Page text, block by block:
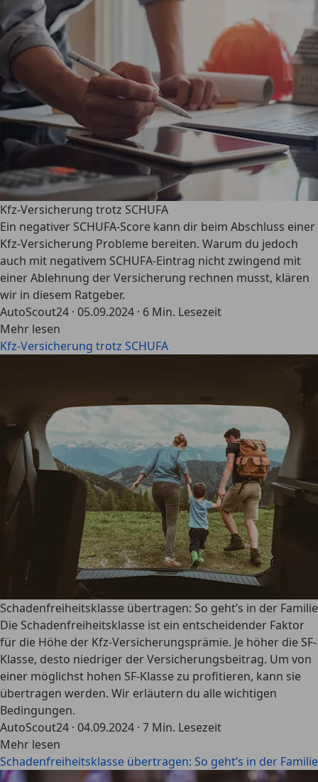
Kfz-Versicherung trotz SCHUFA
Ein negativer SCHUFA-Score kann dir beim Abschluss einer
Kfz-Versicherung Probleme bereiten. Warum du jedoch
auch mit negativem SCHUFA-Eintrag nicht zwingend mit
einer Ablehnung der Versicherung rechnen musst, klären
wir in diesem Ratgeber.
AutoScout24 · 05.09.2024 · 6 Min. Lesezeit
Mehr lesen
Kfz-Versicherung trotz SCHUFA
Schadenfreiheitsklasse übertragen: So geht’s in der Familie
Die Schadenfreiheitsklasse ist ein entscheidender Faktor
für die Höhe der Kfz-Versicherungsprämie. Je höher die SF-
Klasse, desto niedriger der Versicherungsbeitrag. Um von
einer möglichst hohen SF-Klasse zu profitieren, kann sie
übertragen werden. Wir erläutern du alle wichtigen
Bedingungen.
AutoScout24 · 04.09.2024 · 7 Min. Lesezeit
Mehr lesen
Schadenfreiheitsklasse übertragen: So geht’s in der Familie